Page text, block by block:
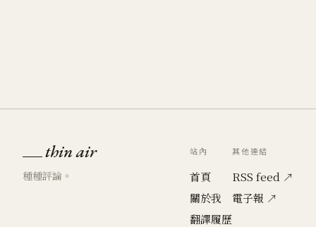
thin air
種種評論。
站內
首頁
關於我
翻譯履歷
其他連結
RSS feed ↗
電子報 ↗